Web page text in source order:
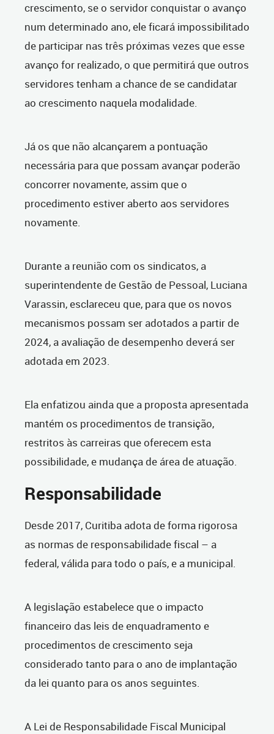
crescimento, se o servidor conquistar o avanço
num determinado ano, ele ficará impossibilitado
de participar nas três próximas vezes que esse
avanço for realizado, o que permitirá que outros
servidores tenham a chance de se candidatar
ao crescimento naquela modalidade.
Já os que não alcançarem a pontuação
necessária para que possam avançar poderão
concorrer novamente, assim que o
procedimento estiver aberto aos servidores
novamente.
Durante a reunião com os sindicatos, a
superintendente de Gestão de Pessoal, Luciana
Varassin, esclareceu que, para que os novos
mecanismos possam ser adotados a partir de
2024, a avaliação de desempenho deverá ser
adotada em 2023.
Ela enfatizou ainda que a proposta apresentada
mantém os procedimentos de transição,
restritos às carreiras que oferecem esta
possibilidade, e mudança de área de atuação.
Responsabilidade
Desde 2017, Curitiba adota de forma rigorosa
as normas de responsabilidade fiscal – a
federal, válida para todo o país, e a municipal.
A legislação estabelece que o impacto
financeiro das leis de enquadramento e
procedimentos de crescimento seja
considerado tanto para o ano de implantação
da lei quanto para os anos seguintes.
A Lei de Responsabilidade Fiscal Municipal